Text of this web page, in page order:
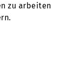
zu arbeiten